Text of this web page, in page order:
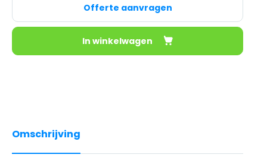
Offerte aanvragen
In winkelwagen
Omschrijving